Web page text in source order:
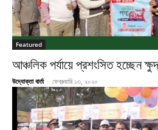
Featured
আঞ্চলিক পর্যায়ে প্রশংসিত হচ্ছেন
উদ্যোক্তা বার্তা - ফেব্রুয়ারি ১৩, ২০২০